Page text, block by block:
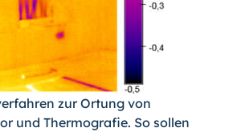
zur Ortung von
und Thermografie. So sol­len